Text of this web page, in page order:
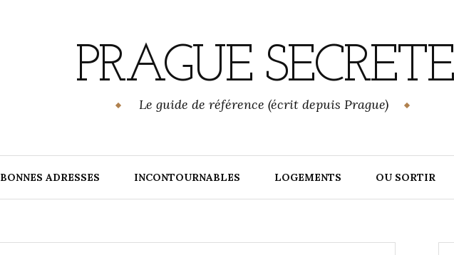
PRAGUE SECRETE
Le guide de référence (écrit depuis Prague)
BONNES ADRESSES INCONTOURNABLES LOGEMENTS OU SORTIR